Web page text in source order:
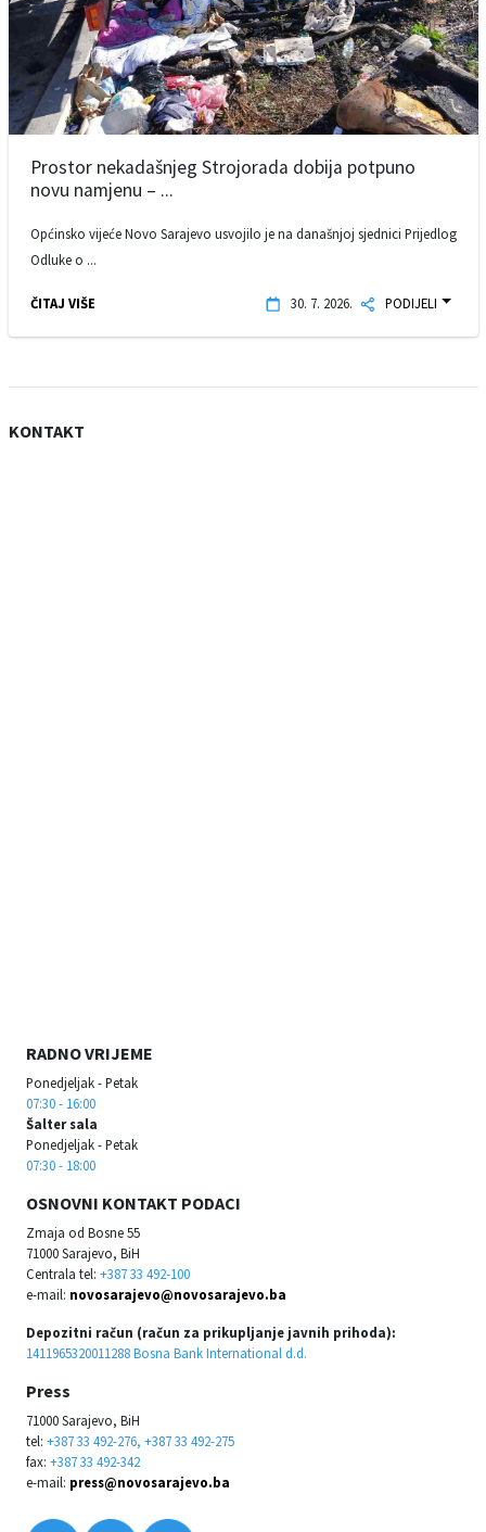
Prostor nekadašnjeg Strojorada dobija potpuno
novu namjenu – ...
Općinsko vijeće Novo Sarajevo usvojilo je na današnjoj sjednici Prijedlog
Odluke o ...
ČITAJ VIŠE 30. 7. 2026. PODIJELI
KONTAKT
RADNO VRIJEME
Ponedjeljak - Petak
07:30 - 16:00
Šalter sala
Ponedjeljak - Petak
07:30 - 18:00
OSNOVNI KONTAKT PODACI
Zmaja od Bosne 55
71000 Sarajevo, BiH
Centrala tel: +387 33 492-100
e-mail: novosarajevo@novosarajevo.ba
Depozitni račun (račun za prikupljanje javnih prihoda):
1411965320011288 Bosna Bank International d.d.
Press
71000 Sarajevo, BiH
tel: +387 33 492-276, +387 33 492-275
fax: +387 33 492-342
e-mail: press@novosarajevo.ba